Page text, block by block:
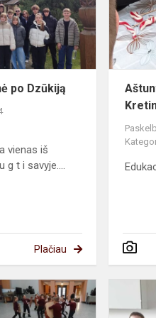
po
Dzūkiją
po Dzūkiją
vienas iš
g t i savyje....
Plačiau
Edukacija
Vytauto